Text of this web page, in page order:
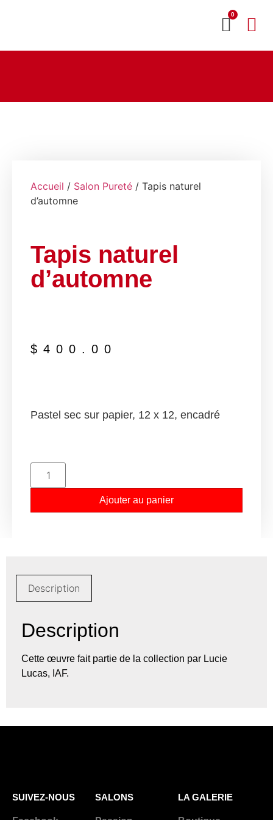
0
Accueil / Salon Pureté / Tapis naturel
d’automne
Tapis naturel
d’automne
$ 400.00
Pastel sec sur papier, 12 x 12, encadré
Ajouter au panier
Description
Description
Cette œuvre fait partie de la collection par Lucie
Lucas, IAF.
SUIVEZ-NOUS SALONS LA GALERIE